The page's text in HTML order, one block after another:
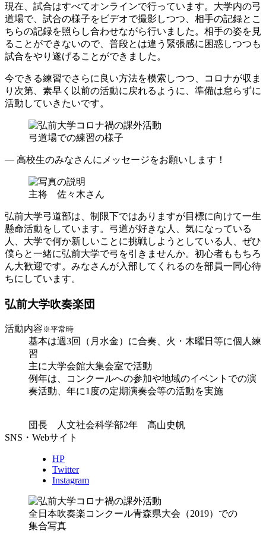
現在、試合はすべてオンラインで行っています。大学内の弓
道場で、試合の様子をビデオで撮影しつつ、相手の記録とこ
ちらの記録を照らし合わせながら行いました。相手の姿を見
ることができないので、普段とは違う緊張感に困惑しつつも
試合をやり遂げることができました。
今できる練習でさらに良い方法を模索しつつ、コロナが収ま
り次第、素早く以前の活動に戻れるように、準備は怠らずに
活動していきたいです。
弓道場での練習の様子
― 高校生のみなさんにメッセージをお願いします！
主将 佐々木さん
弘前大学弓道部は、制限下ではありますが目標に向けて一生
懸命活動をしています。弓道が好きな人、気になっている
人、大学で何か新しいことに挑戦しようとしている人、ぜひ
僕らと一緒に弘前大学で弓を引きませんか。初心者ももちろ
ん大歓迎です。みなさんが入部してくれるのを部員一同心待
ちにしています。
弘前大学吹奏楽団
活動内容 ※平常時
基本は週3回（月水金）に合奏、火・木曜日等に個人練
習
主に大学会館大集会室で活動
例年は、コンクールへの参加や地域のイベントでの演
奏活動、年に1度の定期演奏会等の活動を実施
団長 人文社会科学部2年 高山史帆
SNS・Webサイト
HP
Twitter
Instagram
全日本吹奏楽コンクール青森県大会（2019）での
集合写真